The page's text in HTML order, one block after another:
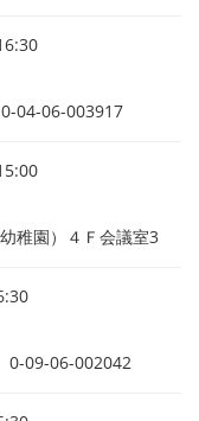
04-06-003917
稚園）４Ｆ会議室3
09-06-002042